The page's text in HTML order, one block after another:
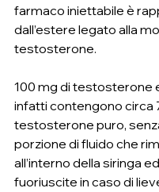
farmaco iniettabile è
dall’estere legato alla
testosterone.
100 mg di testosterone
infatti contengono circa
testosterone puro,
porzione di fluido che
all’interno della siringa
fuoriuscite in caso di